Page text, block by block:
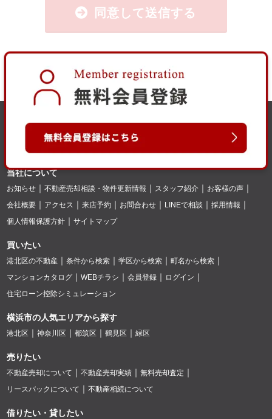
同意して送信する
当社について
お知らせ 不動産売却相談・物件更新情報 スタッフ紹介
お客様の声
会社概要
アクセス 来店予約 お問合わせ LINEで相談
採用情報
個人情報保護方針
サイトマップ
買いたい
港北区の不動産 条件から検索 学区から検索
町名から検索
マンションカタログ
WEBチラシ 会員登録
ログイン
住宅ローン控除シミュレーション
横浜市の人気エリアから探す
港北区 神奈川区 都筑区 鶴見区 緑区
売りたい
不動産売却について 不動産売却実績
無料売却査定
リースバックについて
不動産相続について
借りたい・貸したい